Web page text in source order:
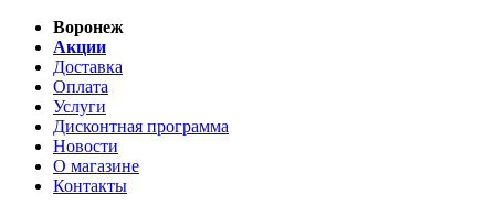
Воронеж
Акции
Доставка
Оплата
Услуги
Дисконтная программа
Новости
О магазине
Контакты